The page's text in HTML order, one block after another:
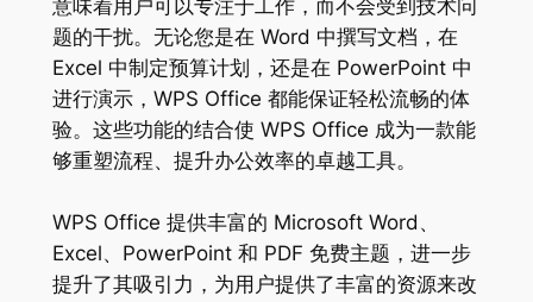
意味着用户可以专注于工作，而不会受到技术问
题的干扰。无论您是在 Word 中撰写文档，在
Excel 中制定预算计划，还是在 PowerPoint 中
进行演示，WPS Office 都能保证轻松流畅的体
验。这些功能的结合使 WPS Office 成为一款能
够重塑流程、提升办公效率的卓越工具。
WPS Office 提供丰富的 Microsoft Word、
Excel、PowerPoint 和 PDF 免费主题，进一步
提升了其吸引力，为用户提供了丰富的资源来改